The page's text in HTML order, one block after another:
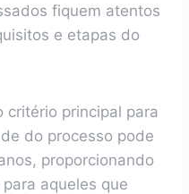
fiquem atentos
e etapas do
critério principal para
do processo pode
proporcionando
aqueles que